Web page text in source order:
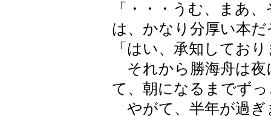
「・・・うむ、まあ
は、かなり分厚い本だ
「はい、承知してお
それから勝海舟は夜
て、朝になるまでず
やがて、半年が過ぎ